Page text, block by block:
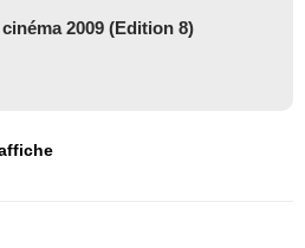
2009 (Edition 8)